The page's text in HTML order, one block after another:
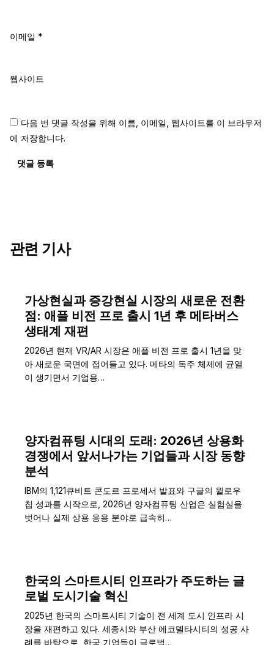
이메일 *
웹사이트
다음 번 댓글 작성을 위해 이름, 이메일, 웹사이트를 이 브라우저
에 저장합니다.
댓글 등록
관련 기사
가상현실과 증강현실 시장의 새로운 전환
점: 애플 비전 프로 출시 1년 후 메타버스
생태계 재편
2026년 현재 VR/AR 시장은 애플 비전 프로 출시 1년을 맞
아 새로운 국면에 접어들고 있다. 메타의 독주 체제에 균열
이 생기면서 기업용…
양자컴퓨팅 시대의 도래: 2026년 상용화
경쟁에서 앞서나가는 기업들과 시장 동향
분석
IBM의 1,121큐비트 콘도르 프로세서 발표와 구글의 윌로우
칩 성과를 시작으로, 2026년 양자컴퓨팅 산업은 실험실을
벗어나 실제 상용 응용 분야로 급속히…
한국의 스마트시티 인프라가 주도하는 글
로벌 도시기술 혁신
2025년 한국의 스마트시티 기술이 전 세계 도시 인프라 시
장을 재편하고 있다. 세종시와 부산 에코델타시티의 성공 사
례를 바탕으로, 한국 기업들이 글로벌…